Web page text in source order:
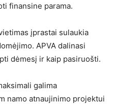
finansine parama.
įprastai sulaukia
APVA dalinasi
dėmesį ir kaip pasiruošti.
galima
namo atnaujinimo projektui